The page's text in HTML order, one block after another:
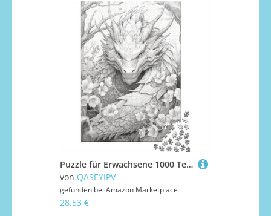
Puzzle für Erwachsene 1000 Teile Japanischer Drache Kirschholz Puzzle für Erwachsene Lernspiel Herausforderung Spielzeug 1000 Teile (75x50cm)
von QASEYIPV
gefunden bei Amazon Marketplace
28,53 €